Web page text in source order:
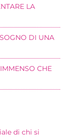
LA
DI UNA
CHE
di chi si